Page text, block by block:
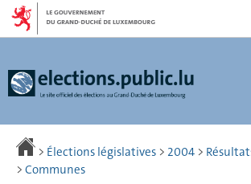
Aller
navigation
Aller
> Élections législatives > 2004 >
> Communes